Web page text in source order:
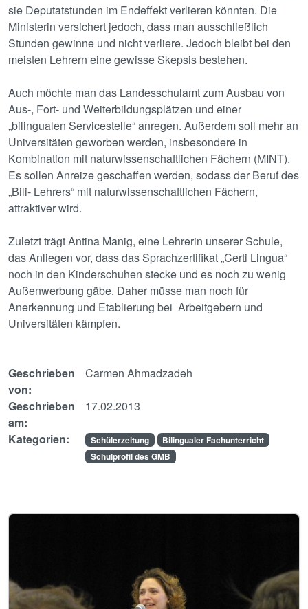
sie Deputatstunden im Endeffekt verlieren könnten. Die
Ministerin versichert jedoch, dass man ausschließlich
Stunden gewinne und nicht verliere. Jedoch bleibt bei den
meisten Lehrern eine gewisse Skepsis bestehen.
Auch möchte man das Landesschulamt zum Ausbau von
Aus-, Fort- und Weiterbildungsplätzen und einer
„bilingualen Servicestelle“ anregen. Außerdem soll mehr an
Universitäten geworben werden, insbesondere in
Kombination mit naturwissenschaftlichen Fächern (MINT).
Es sollen Anreize geschaffen werden, sodass der Beruf des
„Bili- Lehrers“ mit naturwissenschaftlichen Fächern,
attraktiver wird.
Zuletzt trägt Antina Manig, eine Lehrerin unserer Schule,
das Anliegen vor, dass das Sprachzertifikat „Certi Lingua“
noch in den Kinderschuhen stecke und es noch zu wenig
Außenwerbung gäbe. Daher müsse man noch für
Anerkennung und Etablierung bei Arbeitgebern und
Universitäten kämpfen.
Geschrieben
von:
Carmen Ahmadzadeh
Geschrieben
am:
17.02.2013
Kategorien: Schülerzeitung
Bilingualer Fachunterricht
Schulprofil des GMB
Image